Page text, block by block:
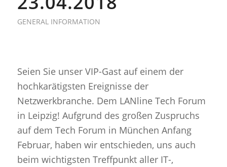
GENERAL INFORMATION
Seien Sie unser VIP-Gast auf einem der
hochkarätigsten Ereignisse der
Netzwerkbranche. Dem LANline Tech Forum
in Leipzig! Aufgrund des großen Zuspruchs
auf dem Tech Forum in München Anfang
Februar, haben wir entschieden, uns auch
beim wichtigsten Treffpunkt aller IT-,